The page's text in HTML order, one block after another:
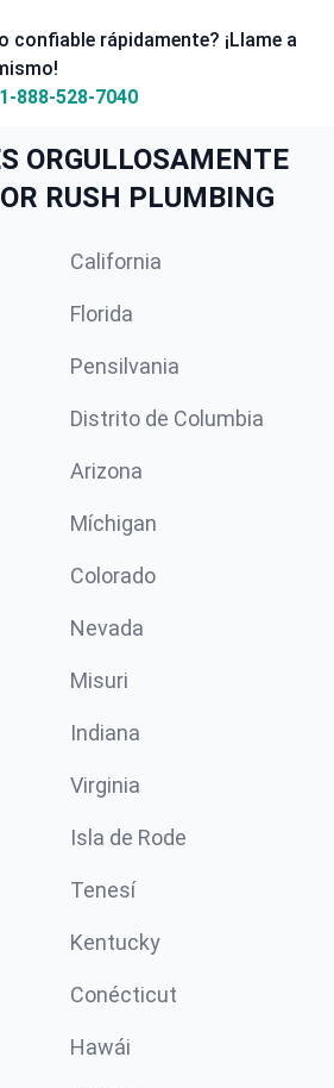
confiable rápidamente? ¡Llame a
1-888-528-7040
ORGULLOSAMENTE
RUSH PLUMBING
California
Florida
Pensilvania
Distrito de Columbia
Arizona
Míchigan
Colorado
Nevada
Misuri
Indiana
Virginia
Isla de Rode
Tenesí
Kentucky
Conécticut
Hawái